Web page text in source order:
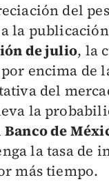
del
la
de julio, la
encima de
del
la
Banco de
la tasa de
más tiempo.